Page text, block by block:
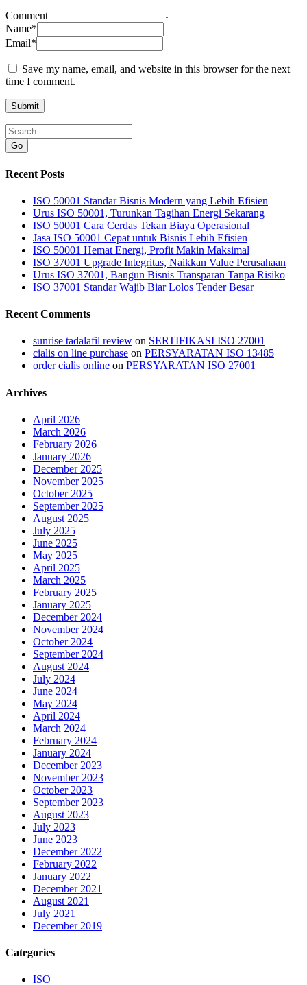
Comment
Name*
Email*
Save my name, email, and website in this browser for the next
time I comment.
Go
Recent Posts
ISO 50001 Standar Bisnis Modern yang Lebih Efisien
Urus ISO 50001, Turunkan Tagihan Energi Sekarang
ISO 50001 Cara Cerdas Tekan Biaya Operasional
Jasa ISO 50001 Cepat untuk Bisnis Lebih Efisien
ISO 50001 Hemat Energi, Profit Makin Maksimal
ISO 37001 Upgrade Integritas, Naikkan Value Perusahaan
Urus ISO 37001, Bangun Bisnis Transparan Tanpa Risiko
ISO 37001 Standar Wajib Biar Lolos Tender Besar
Recent Comments
sunrise tadalafil review on SERTIFIKASI ISO 27001
cialis on line purchase on PERSYARATAN ISO 13485
order cialis online on PERSYARATAN ISO 27001
Archives
April 2026
March 2026
February 2026
January 2026
December 2025
November 2025
October 2025
September 2025
August 2025
July 2025
June 2025
May 2025
April 2025
March 2025
February 2025
January 2025
December 2024
November 2024
October 2024
September 2024
August 2024
July 2024
June 2024
May 2024
April 2024
March 2024
February 2024
January 2024
December 2023
November 2023
October 2023
September 2023
August 2023
July 2023
June 2023
December 2022
February 2022
January 2022
December 2021
August 2021
July 2021
December 2019
Categories
ISO